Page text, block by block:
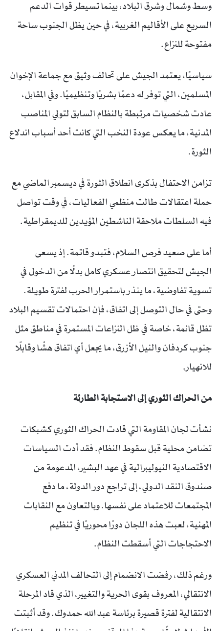
وسط وشمال وشرق البلاد، بينما تسيطر قوات الدعم
السريع على الأقاليم الغربية، في حين يظل الجنوب ساحة
مفتوحة للنزاع.
سياسيًا، يعتمد الجيش على تحالف وثيق مع جماعة الإخوان
المسلمين، التي توفر له دعمًا بشريًا وتنظيميًا. وفي المقابل،
عادت شخصيات مرتبطة بالنظام السابق لتولي المناصب
المدنية، ما يعكس عودة النخب التي كانت أحد أسباب اندلاع
الثورة.
تزامن الاحتفال بذكرى انطلاق الثورة في ديسمبر الماضي مع
حملة اعتقالات طالت منظمي الفعاليات، في وقت تواصل
فيه السلطات ملاحقة الناشطين المؤيدين للديمقراطية.
أما على صعيد فرص السلام، فتبدو قاتمة. إذ يسعى
الجيش لتحقيق انتصار عسكري كامل بدلًا من الدخول في
تسوية تفاوضية، ما ينذر باستمرار الحرب لفترة طويلة.
وحتى في حال التوصل إلى اتفاق، فإن احتمالات تقسيم البلاد
تظل قائمة، خاصة في ظل النزاعات المستمرة في مناطق مثل
جنوب كردفان والنيل الأزرق، ما يجعل أي اتفاق هشًا وقابلًا
للانهيار.
من الحراك الثوري إلى الاستجابة الطارئة
نشأت لجان المقاومة التي قادت الحراك الثوري كشبكات
تضامن محلية قبل سقوط النظام. فقد أدت السياسات
الاقتصادية النيوليبرالية في عهد البشير، المدعومة من
صندوق النقد الدولي، إلى تراجع دور الدولة، ما دفع
المجتمعات للاعتماد على نفسها. وبالتعاون مع النقابات
المهنية، لعبت هذه اللجان دورًا محوريًا في تنظيم
الاحتجاجات التي أسقطت النظام.
ورغم ذلك، رفضت الانضمام إلى التحالف المدني العسكري
الانتقالي، المعروف بقوى الحرية والتغيير، الذي قاد المرحلة
الانتقالية لفترة قصيرة برئاسة عبد الله حمدوك. وقد أثبتت